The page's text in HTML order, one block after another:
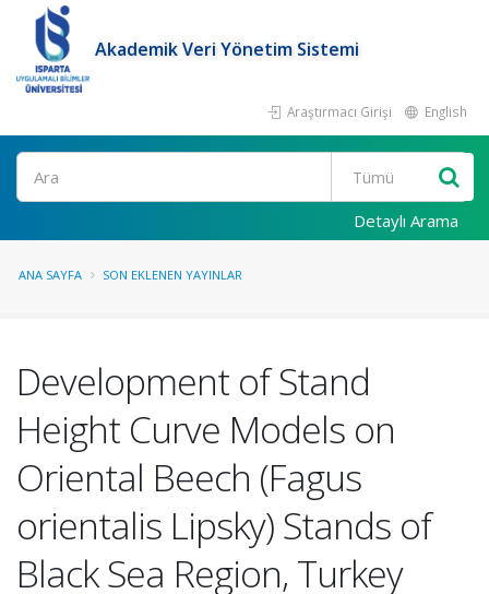
Akademik Veri Yönetim Sistemi
Araştırmacı Girişi English
Ara
Detaylı Arama
ANA SAYFA SON EKLENEN YAYINLAR
Development of Stand
Height Curve Models on
Oriental Beech (Fagus
orientalis Lipsky) Stands of
Black Sea Region, Turkey